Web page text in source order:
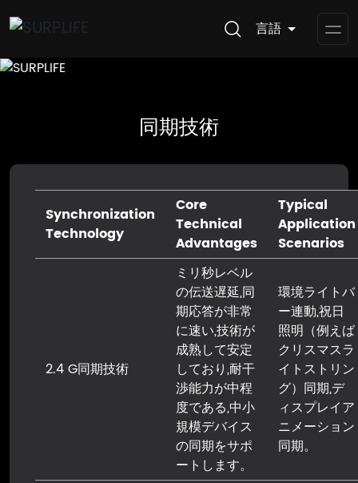
言語
同期技術
Synchronization
Technology
Core
Technical
Advantages
Typical
Application
Scenarios
2.4 G同期技術
ミリ秒レベル
の伝送遅延,同
期応答が非常
に速い,技術が
成熟して安定
しており,耐干
渉能力が中程
度である,中小
規模デバイス
の同期をサポ
ートします。
環境ライトバ
ー連動,祝日
照明（例えば
クリスマスラ
イトストリン
グ）同期,デ
ィスプレイア
ニメーション
同期。